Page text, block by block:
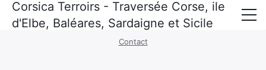
Corsica Terroirs - Traversée Corse, ile
d'Elbe, Baléares, Sardaigne et Sicile
Mentions légales · Politique de confidentialité
Contact